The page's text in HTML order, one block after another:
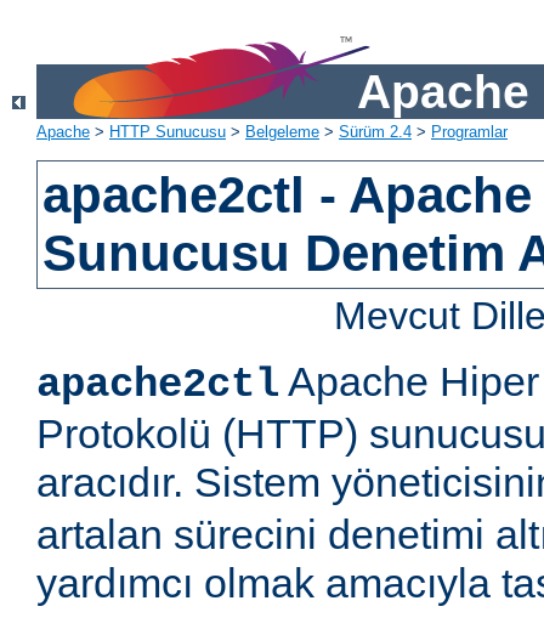
Apache
Apache > HTTP Sunucusu > Belgeleme > Sürüm 2.4 > Programlar
apache2ctl - Apache
Sunucusu Denetim
Mevcut
apache2ctl Apache
Protokolü (HTTP)
aracıdır. Sistem
artalan sürecini denetimi
yardımcı olmak amacıyla